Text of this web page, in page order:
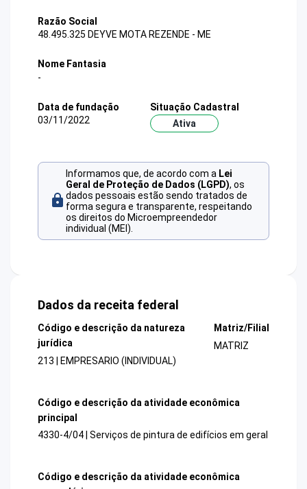
Razão Social
48.495.325 DEYVE MOTA REZENDE - ME
Nome Fantasia
-
Data de fundação
03/11/2022
Situação Cadastral
Ativa
Informamos que, de acordo com a Lei
Geral de Proteção de Dados (LGPD), os
dados pessoais estão sendo tratados de
forma segura e transparente, respeitando
os direitos do Microempreendedor
individual (MEI).
Dados da receita federal
Código e descrição da natureza
jurídica
213 | EMPRESARIO (INDIVIDUAL)
Matriz/Filial
MATRIZ
Código e descrição da atividade econômica
principal
4330-4/04 | Serviços de pintura de edifícios em geral
Código e descrição da atividade econômica